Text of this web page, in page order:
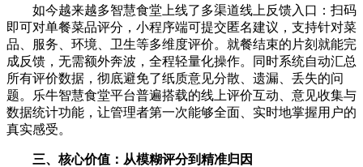
如今越来越多智慧食堂上线了多渠道线上反馈入口：扫码
即可对单餐菜品评分，小程序端可提交匿名建议，支持针对菜
品、服务、环境、卫生等多维度评价。就餐结束的片刻就能完
成反馈，无需额外奔波，全程轻量化操作。同时系统自动汇总
所有评价数据，彻底避免了纸质意见分散、遗漏、丢失的问
题。乐牛智慧食堂平台普遍搭载的线上评价互动、意见收集与
数据统计功能，让管理者第一次能够全面、实时地掌握用户的
真实感受。
三、核心价值：从模糊评分到精准归因